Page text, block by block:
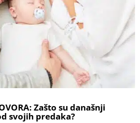
Zašto su današnji
svojih predaka?